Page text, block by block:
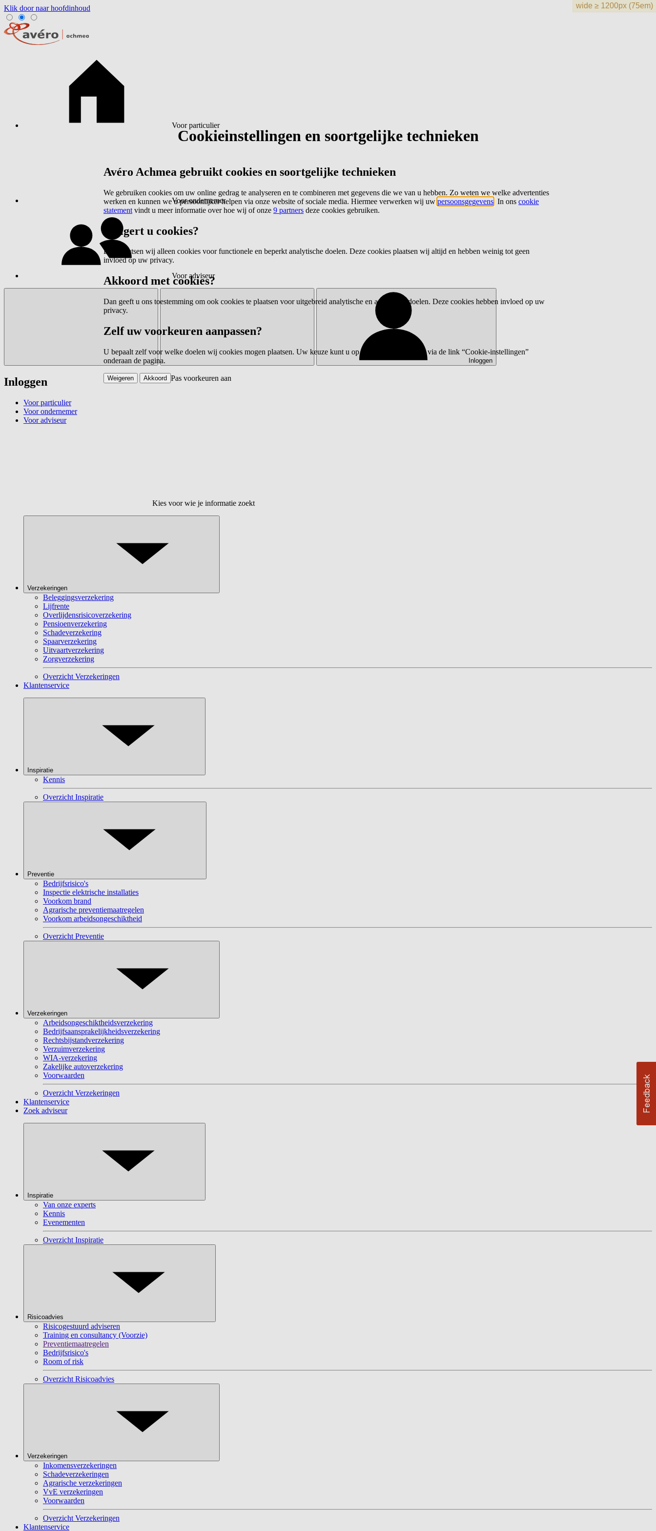
Klik door naar hoofdinhoud
Voor particulier
Voor ondernemer
Voor adviseur
Inloggen
Inloggen
Voor particulier
Voor ondernemer
Voor adviseur
Kies voor wie je informatie zoekt
Verzekeringen
Beleggingsverzekering
Lijfrente
Overlijdensrisicoverzekering
Pensioenverzekering
Schadeverzekering
Spaarverzekering
Uitvaartverzekering
Zorgverzekering
Overzicht Verzekeringen
Klantenservice
Inspiratie
Kennis
Overzicht Inspiratie
Preventie
Bedrijfsrisico's
Inspectie elektrische installaties
Voorkom brand
Agrarische preventiemaatregelen
Voorkom arbeidsongeschiktheid
Overzicht Preventie
Verzekeringen
Arbeidsongeschiktheidsverzekering
Bedrijfsaansprakelijkheidsverzekering
Rechtsbijstandverzekering
Verzuimverzekering
WIA-verzekering
Zakelijke autoverzekering
Voorwaarden
Overzicht Verzekeringen
Klantenservice
Zoek adviseur
Inspiratie
Van onze experts
Kennis
Evenementen
Overzicht Inspiratie
Risicoadvies
Risicogestuurd adviseren
Training en consultancy (Voorzie)
Preventiemaatregelen
Bedrijfsrisico's
Room of risk
Overzicht Risicoadvies
Verzekeringen
Inkomensverzekeringen
Schadeverzekeringen
Agrarische verzekeringen
VvE verzekeringen
Voorwaarden
Overzicht Verzekeringen
Klantenservice
Cookieinstellingen en soortgelijke technieken
Avéro Achmea gebruikt cookies en soortgelijke technieken
We gebruiken cookies om uw online gedrag te analyseren en te combineren met gegevens die we van u hebben. Zo weten we welke advertenties
werken en kunnen we u persoonlijker helpen via onze website of sociale media. Hiermee verwerken wij uw persoonsgegevens . In ons cookie
statement vindt u meer informatie over hoe wij of onze 9 partners deze cookies gebruiken.
Weigert u cookies?
Dan plaatsen wij alleen cookies voor functionele en beperkt analytische doelen. Deze cookies plaatsen wij altijd en hebben weinig tot geen
invloed op uw privacy.
Akkoord met cookies?
Dan geeft u ons toestemming om ook cookies te plaatsen voor uitgebreid analytische en advertentiedoelen. Deze cookies hebben invloed op uw
privacy.
Zelf uw voorkeuren aanpassen?
U bepaalt zelf voor welke doelen wij cookies mogen plaatsen. Uw keuze kunt u op elk moment wijzigen via de link “Cookie-instellingen”
onderaan de pagina.
Pas voorkeuren aan
Weigeren Akkoord